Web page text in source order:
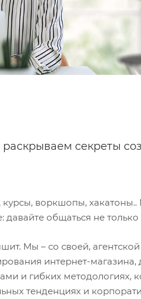
секреты
воркшопы,
общаться не только
Мы – со своей,
интернет-магазина,
и гибких методологиях,
тенденциях и